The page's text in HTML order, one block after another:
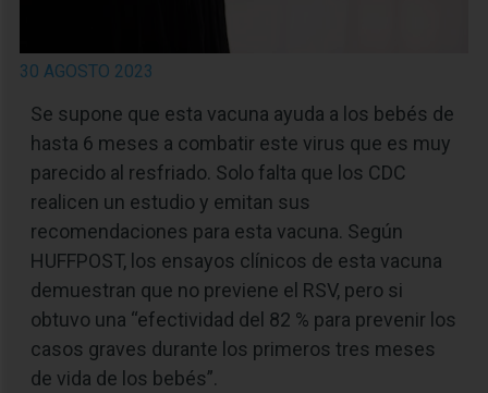
30 AGOSTO 2023
Se supone que esta vacuna ayuda a los bebés de
hasta 6 meses a combatir este virus que es muy
parecido al resfriado. Solo falta que los CDC
realicen un estudio y emitan sus
recomendaciones para esta vacuna. Según
HUFFPOST, los ensayos clínicos de esta vacuna
demuestran que no previene el RSV, pero si
obtuvo una “efectividad del 82 % para prevenir los
casos graves durante los primeros tres meses
de vida de los bebés”.